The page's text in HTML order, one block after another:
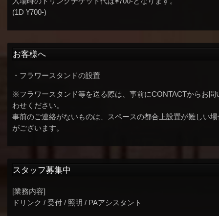
(1D ¥700-)
お客様へ
・フラワースタンドの設置
※フラワースタンド等を送る際は、事前にCONTACTからお問
わせください。
事前のご連絡がないものは、スペースの都合上設置が難しい場
がございます。
スタッフ募集中
[業務内容]
ドリンク / 受付 / 照明 / PAアシスタント